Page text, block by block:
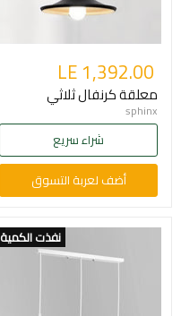
LE 1,392.00
معلقة كرنفال ثلاثي
sphinx
شراء سريع
أضف لعربة التسوق
نفذت الكمية